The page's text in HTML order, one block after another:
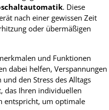
. Diese
nach einer gewissen Zeit
oder übermäßigen
und Funktionen
dabei helfen, Verspannungen
den Stress des Alltags
das Ihren individuellen
entspricht, um optimale